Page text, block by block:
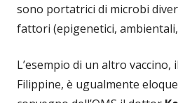
sono portatrici di microbi
fattori (epigenetici, ambientali,
L’esempio di un altro vaccino,
Filippine, è ugualmente